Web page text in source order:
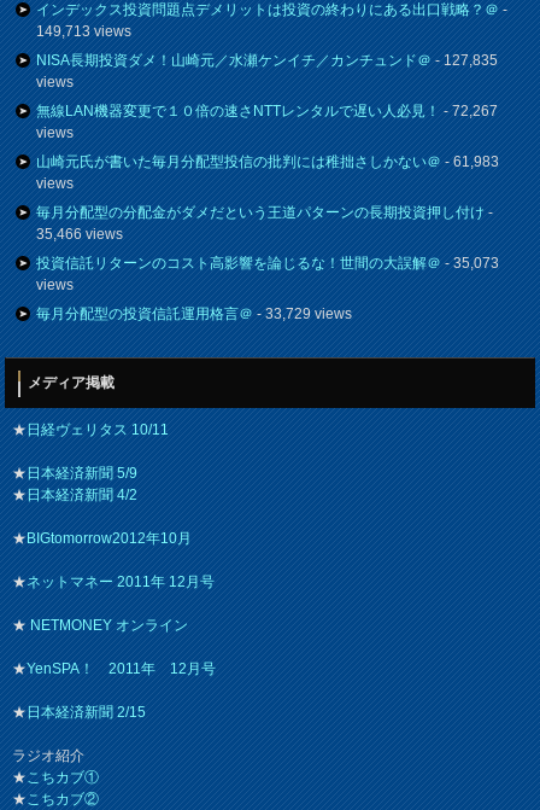
インデックス投資問題点デメリットは投資の終わりにある出口戦略？＠-
149,713 views
NISA長期投資ダメ！山崎元／水瀬ケンイチ／カンチュンド＠- 127,835
views
無線LAN機器変更で１０倍の速さNTTレンタルで遅い人必見！- 72,267
views
山崎元氏が書いた毎月分配型投信の批判には稚拙さしかない＠- 61,983
views
毎月分配型の分配金がダメだという王道パターンの長期投資押し付け-
35,466 views
投資信託リターンのコスト高影響を論じるな！世間の大誤解＠- 35,073
views
毎月分配型の投資信託運用格言＠- 33,729 views
メディア掲載
★日経ヴェリタス 10/11
★日本経済新聞 5/9
★日本経済新聞 4/2
★BIGtomorrow2012年10月
★ネットマネー 2011年 12月号
★NETMONEY オンライン
★YenSPA！ 2011年 12月号
★日本経済新聞 2/15
ラジオ紹介
★こちカブ①
★こちカブ②